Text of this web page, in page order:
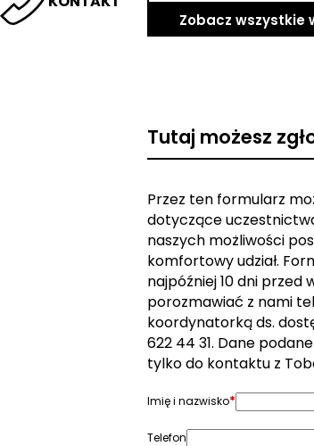
Zobacz wszystkie
Tutaj możesz
Przez ten formularz
dotyczące
naszych możliwości
komfortowy udział.
najpóźniej 10 dni przed
porozmawiać z nami
koordynatorką ds.
622 44 31. Dane
tylko do kontaktu z
Imię i nazwisko*
Telefon